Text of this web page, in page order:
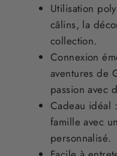
Utilisation
câlins, la
collection.
Connexion
aventures de
passion avec
Cadeau idéal
famille avec
personnalisé.